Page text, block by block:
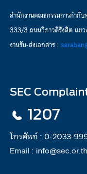
สำนักงานคณะกรรมการกำ
333/3 ถนนวิภาวดีรังสิต แข
งานรับ-ส่งเอกสาร :
SEC
1207
โทรศัพท์ : 0-2033-
Email : info@sec.or.th